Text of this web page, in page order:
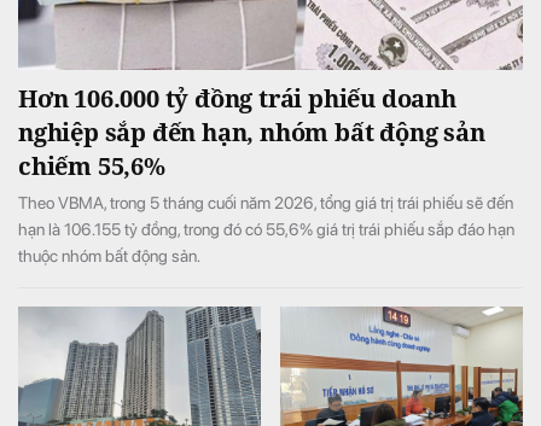
Hơn 106.000 tỷ đồng trái phiếu doanh
nghiệp sắp đến hạn, nhóm bất động sản
chiếm 55,6%
Theo VBMA, trong 5 tháng cuối năm 2026, tổng giá trị trái phiếu sẽ đến
hạn là 106.155 tỷ đồng, trong đó có 55,6% giá trị trái phiếu sắp đáo hạn
thuộc nhóm bất động sản.